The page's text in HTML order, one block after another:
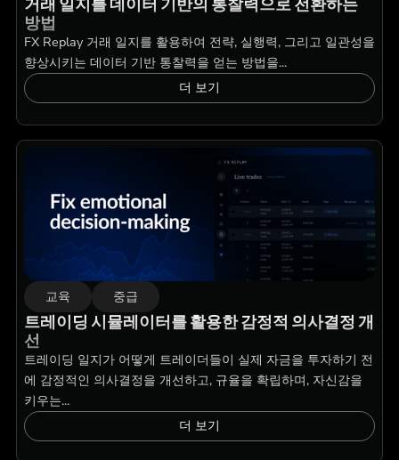
방법
FX Replay 거래 일지를 활용하여 전략, 실행력, 그리고 일관성을
향상시키는 데이터 기반 통찰력을 얻는 방법을...
더 보기
교육 중급
트레이딩 시뮬레이터를 활용한 감정적 의사결정 개
선
트레이딩 일지가 어떻게 트레이더들이 실제 자금을 투자하기 전
에 감정적인 의사결정을 개선하고, 규율을 확립하며, 자신감을
키우는...
더 보기